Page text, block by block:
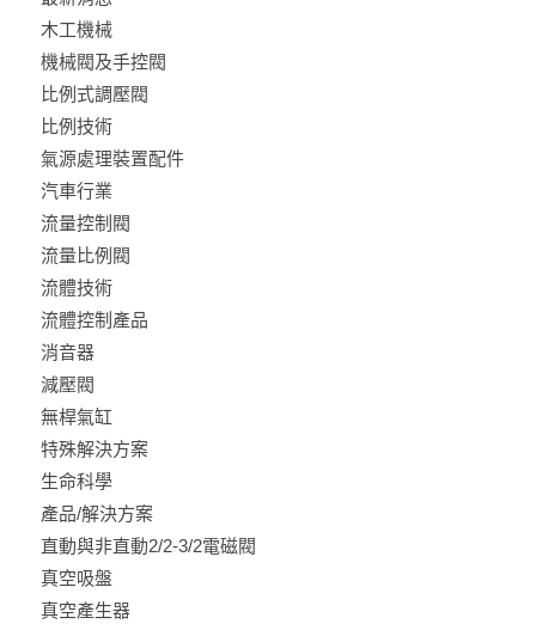
木工機械
機械閥及手控閥
比例式調壓閥
比例技術
氣源處理裝置配件
汽車行業
流量控制閥
流量比例閥
流體技術
流體控制產品
消音器
減壓閥
無桿氣缸
特殊解決方案
生命科學
產品/解決方案
直動與非直動2/2-3/2電磁閥
真空吸盤
真空產生器